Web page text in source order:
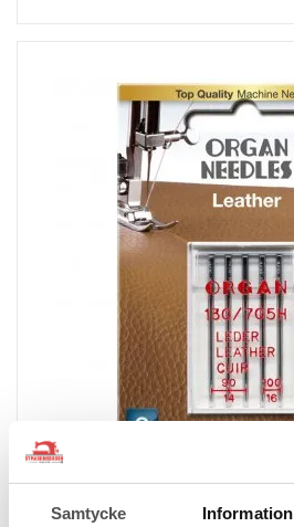
Samtycke Information
Organ